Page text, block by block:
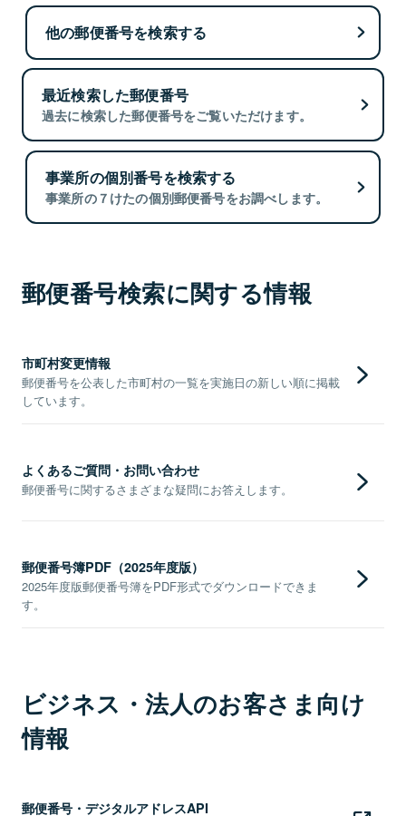
他の郵便番号を検索する
最近検索した郵便番号
過去に検索した郵便番号をご覧いただけます。
事業所の個別番号を検索する
事業所の７けたの個別郵便番号をお調べします。
郵便番号検索に関する情報
市町村変更情報
郵便番号を公表した市町村の一覧を実施日の新しい順に掲載
しています。
よくあるご質問・お問い合わせ
郵便番号に関するさまざまな疑問にお答えします。
郵便番号簿PDF（2025年度版）
2025年度版郵便番号簿をPDF形式でダウンロードできま
す。
ビジネス・法人のお客さま向け
情報
郵便番号・デジタルアドレスAPI